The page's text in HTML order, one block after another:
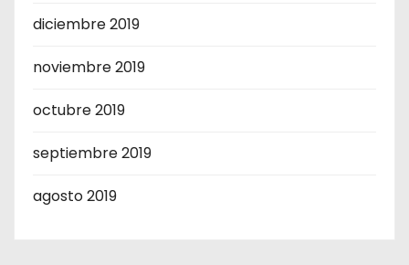
diciembre 2019
noviembre 2019
octubre 2019
septiembre 2019
agosto 2019